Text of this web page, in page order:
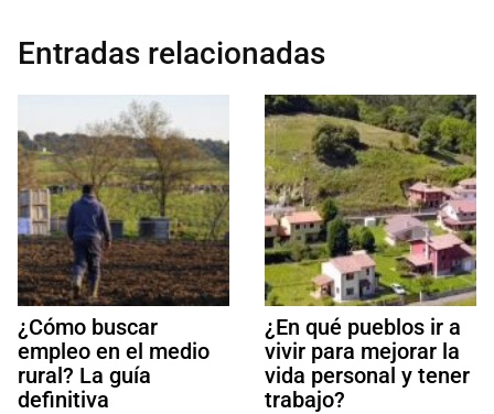
Entradas relacionadas
¿Cómo buscar
empleo en el medio
rural? La guía
definitiva
¿En qué pueblos ir a
vivir para mejorar la
vida personal y tener
trabajo?